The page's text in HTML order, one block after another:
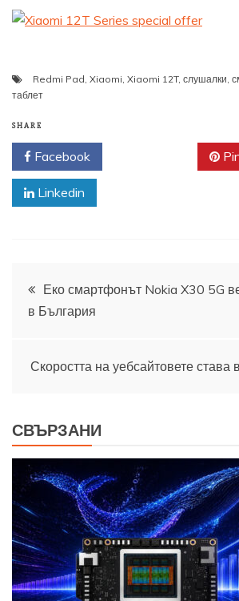
Redmi Pad Xiaomi Xiaomi 12T, слушалки
таблет
SHARE
Facebook
Linkedin
Навигация
Еко смартфонът Nokia X30 5G
в България
Скоростта на уебсайтовете става
СВЪРЗАНИ